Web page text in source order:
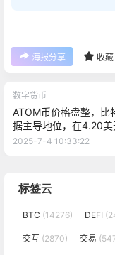
海报分享 收藏
数字货币
ATOM币价格盘整，比
据主导地位，在4.20美
支撑
2025-7-4 10:33:22
标签云
BTC (14276) DEFI
交互 (2870) 交易